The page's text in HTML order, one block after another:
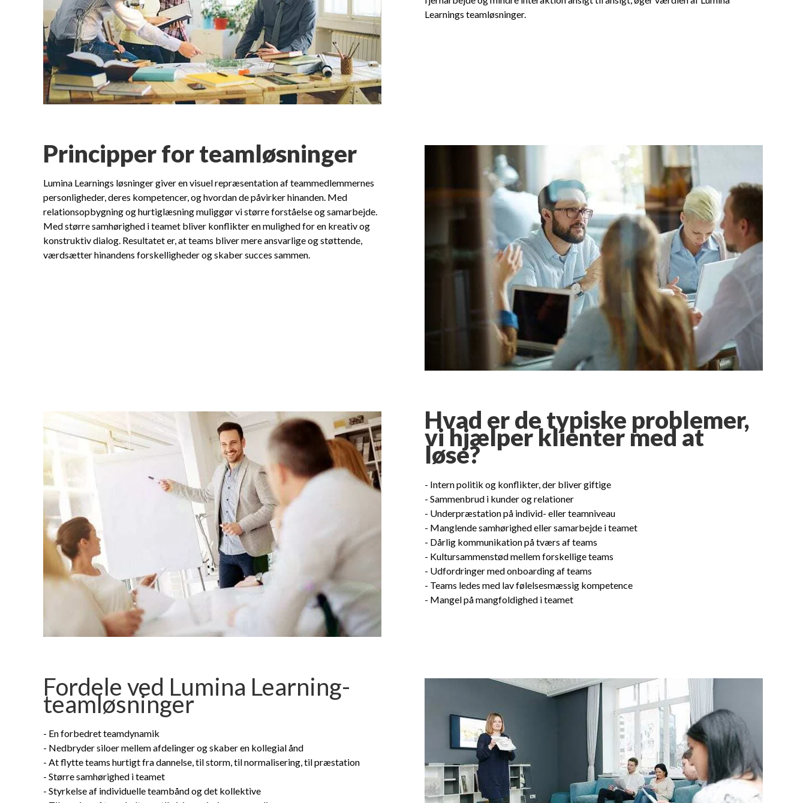
Learnings teamløsninger.
Principper for teamløsninger
Lumina Learnings løsninger giver en visuel repræsentation af teammedlemmernes
personligheder, deres kompetencer, og hvordan de påvirker hinanden. Med
relationsopbygning og hurtiglæsning muliggør vi større forståelse og samarbejde.
Med større samhørighed i teamet bliver konflikter en mulighed for en kreativ og
konstruktiv dialog. Resultatet er, at teams bliver mere ansvarlige og støttende,
værdsætter hinandens forskelligheder og skaber succes sammen.
Hvad er de typiske problemer,
vi hjælper klienter med at
løse?
- Intern politik og konflikter, der bliver giftige
- Sammenbrud i kunder og relationer
- Underpræstation på individ- eller teamniveau
- Manglende samhørighed eller samarbejde i teamet
- Dårlig kommunikation på tværs af teams
- Kultursammenstød mellem forskellige teams
- Udfordringer med onboarding af teams
- Teams ledes med lav følelsesmæssig kompetence
- Mangel på mangfoldighed i teamet
Fordele ved Lumina Learning-
teamløsninger
- En forbedret teamdynamik
- Nedbryder siloer mellem afdelinger og skaber en kollegial ånd
- At flytte teams hurtigt fra dannelse, til storm, til normalisering, til præstation
- Større samhørighed i teamet
- Styrkelse af individuelle teambånd og det kollektive